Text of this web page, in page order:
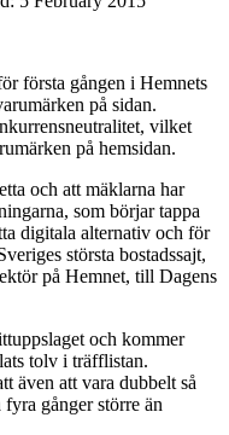
första gången i Hemnets
på sidan.
vilket
på hemsidan.
och att mäklarna har
som börjar tappa
digitala alternativ och för
största bostadssajt,
på Hemnet, till Dagens
och kommer
tolv i träfflistan.
även att vara dubbelt så
gånger större än